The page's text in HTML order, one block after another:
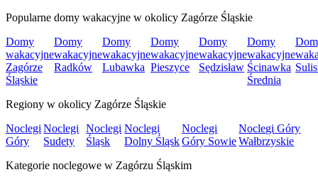
Popularne domy wakacyjne w okolicy Zagórze Śląskie
Domy
wakacyjne
Zagórze
Śląskie
Domy
wakacyjne
Radków
Domy
wakacyjne
Lubawka
Domy
wakacyjne
Pieszyce
Domy
wakacyjne
Sędzisław
Domy
wakacyjne
Ścinawka
Średnia
Regiony w okolicy Zagórze Śląskie
Noclegi
Góry
Noclegi
Sudety
Noclegi
Śląsk
Noclegi
Dolny Śląsk
Noclegi
Góry Sowie
Noclegi Góry
Wałbrzyskie
Kategorie noclegowe w Zagórzu Śląskim